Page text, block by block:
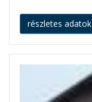
részletes adatok